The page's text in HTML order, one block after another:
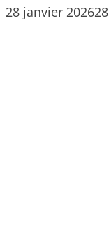
28 janvier 2026